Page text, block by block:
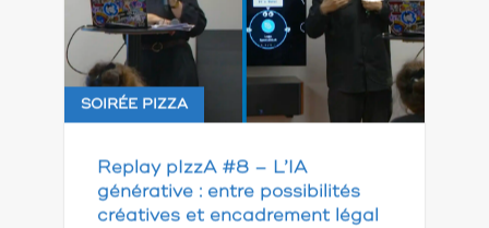
SOIRÉE PIZZA
Replay pIzzA #8 – L’IA
générative : entre possibilités
créatives et encadrement légal